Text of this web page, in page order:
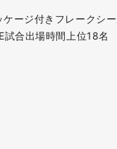
ージ付きフレークシー
合出場時間上位18名